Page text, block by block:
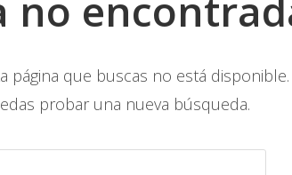
página que buscas no está disponible.
probar una nueva búsqueda.